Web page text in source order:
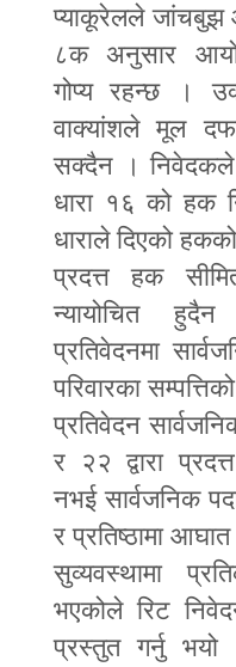
प्याकूरेलले जांचबुझ
८क अनुसार
गोप्य रहन्छ ।
वाक्यांशले मूल
सक्दैन । निवेदकले
धारा १६ को हक
धाराले दिएको हकको
प्रदत्त हक
न्यायोचित
प्रतिवेदनमा
परिवारका
प्रतिवेदन
र २२ द्वारा
नभई सार्वजनिक
र प्रतिष्ठामा
सुव्यवस्थामा
भएकोले रिट
प्रस्तुत गर्नु भयो